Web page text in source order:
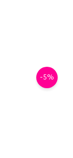
-5%